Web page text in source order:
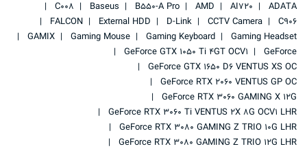
ADATA
AI720
AMD
B550-A Pro
Baseus
C008
C906
CCTV Camera
D-Link
External HDD
FALCON
Gaming Headset
Gaming Keyboard
Gaming Mouse
GAMIX
GeForce
GeForce GTX 1050 Ti 4GT OCV1
GeForce GTX 1650 D6 VENTUS XS OC
GeForce RTX 2060 VENTUS GP OC
GeForce RTX 3060 GAMING X 12G
GeForce RTX 3060 Ti VENTUS 2X 8G OCV1 LHR
GeForce RTX 3080 GAMING Z TRIO 10G LHR
GeForce RTX 3080 GAMING Z TRIO 12G LHR